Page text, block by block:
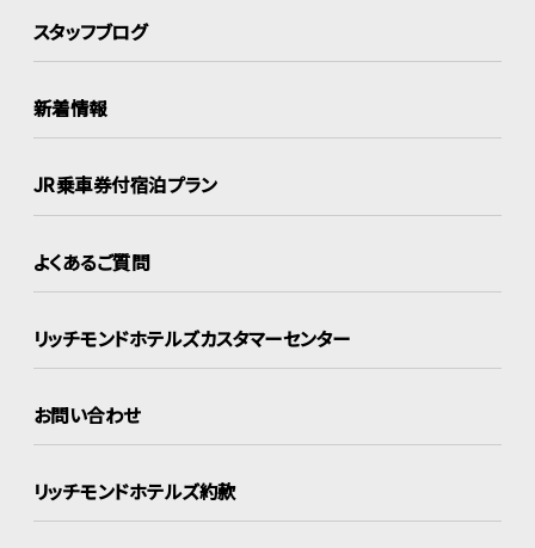
スタッフブログ
新着情報
JR乗車券付宿泊プラン
よくあるご質問
リッチモンドホテルズカスタマーセンター
お問い合わせ
リッチモンドホテルズ約款